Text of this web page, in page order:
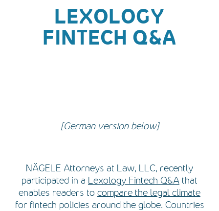
LEXOLOGY
FINTECH Q&A
[German version below]
NÄGELE Attorneys at Law, LLC, recently
participated in a Lexology Fintech Q&A that
enables readers to compare the legal climate
for fintech policies around the globe. Countries